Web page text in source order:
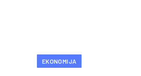
EKONOMIJA